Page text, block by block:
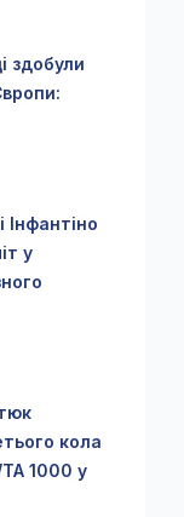
здобули
у
кола
1000 у